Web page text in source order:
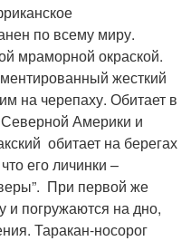
по всему миру.
мраморной окраской.
жесткий
на черепаху. Обитает в
Америки и
обитает на берегах
его личинки –
При первой же
и погружаются на дно,
Таракан-носорог